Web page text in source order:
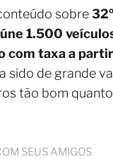
sobre
1.500
com taxa a
sido de grande
tão bom
SEUS AMIGOS